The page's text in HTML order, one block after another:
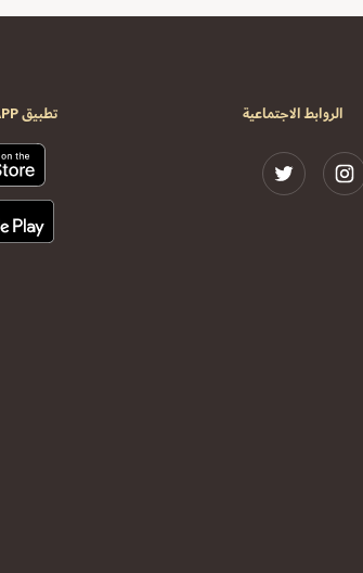
الروابط الاجتماعية تطبيق H REWARDS APP